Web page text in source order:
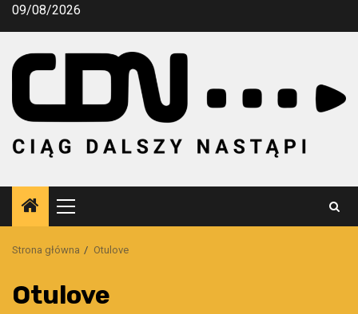
Przejdź
09/08/2026
Menu
główne
Strona główna Otulove
Otulove